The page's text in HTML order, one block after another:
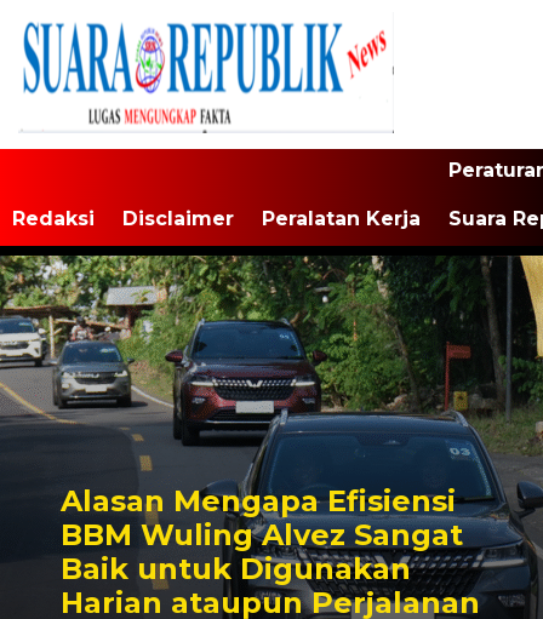
Redaksi Disclaimer Peralatan Kerja Suara
Alasan Mengapa Efisiensi
BBM Wuling Alvez Sangat
Baik untuk Digunakan
Harian ataupun Perjalanan